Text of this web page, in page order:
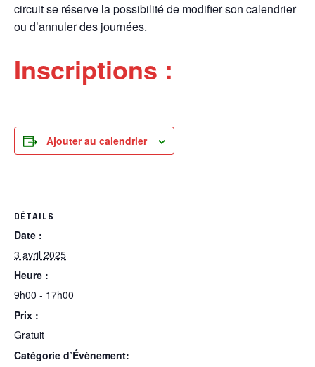
circuit se réserve la possibilité de modifier son calendrier
ou d’annuler des journées.
Inscriptions :
Ajouter au calendrier
DÉTAILS
Date :
3 avril 2025
Heure :
9h00 - 17h00
Prix :
Gratuit
Catégorie d’Évènement: